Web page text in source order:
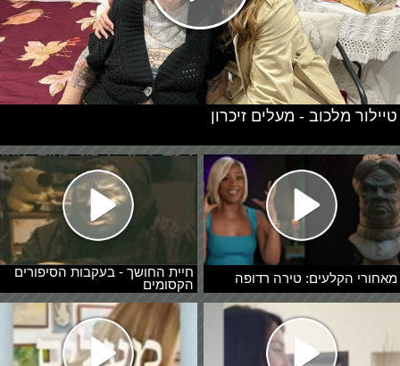
מאחורי הקלעים: טירה רדופה
חיית החושך - בעקבות הסיפורים
הקסומים
טיילור מלכוב - מעלים זיכרון